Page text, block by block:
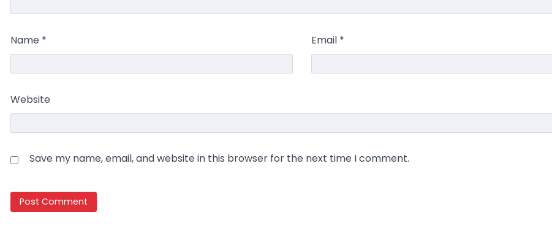
Name * Email *
Website
Save my name, email, and website in this browser for the next time I comment.